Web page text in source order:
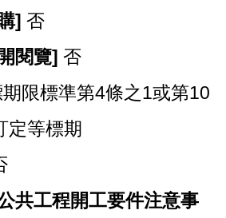
] 否
閱覽] 否
限標準第4條之1或第10
定等標期
共工程開工要件注意事